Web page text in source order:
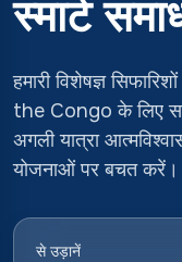
स्मार्ट
हमारी विशेषज्ञ
the Congo के लिए
अगली यात्रा
योजनाओं पर बचत करें।
से उड़ानें